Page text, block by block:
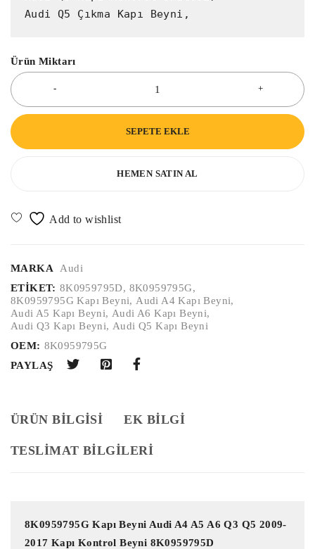
Audi Q5 Çıkma Kapı Beyni,
Ürün Miktarı
SEPETE EKLE
HEMEN SATIN AL
MARKA
Audi
ETIKET: 8K0959795D, 8K0959795G,
8K0959795G Kapı Beyni, Audi A4 Kapı Beyni,
Audi A5 Kapı Beyni, Audi A6 Kapı Beyni,
Audi Q3 Kapı Beyni, Audi Q5 Kapı Beyni
OEM: 8K0959795G
PAYLAŞ
ÜRÜN BILGISI EK BILGI
TESLİMAT BİLGİLERİ
8K0959795G Kapı Beyni Audi A4 A5 A6 Q3 Q5 2009-
2017 Kapı Kontrol Beyni 8K0959795D